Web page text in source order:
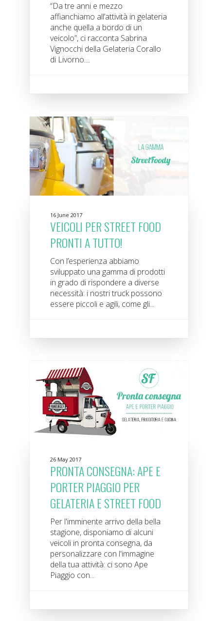
“Da tre anni e mezzo
affianchiamo all’attività in gelateria
anche quella a bordo di un
veicolo”, ci racconta Sabrina
Vignocchi della Gelateria Corallo
di Livorno....
16 June 2017
VEICOLI PER STREET FOOD
PRONTI A TUTTO!
Con l’esperienza abbiamo
sviluppato una gamma di prodotti
in grado di rispondere a diverse
necessità: i nostri truck possono
essere piccoli e agili, come gli...
26 May 2017
PRONTA CONSEGNA: APE E
PORTER PIAGGIO PER
GELATERIA E STREET FOOD
Per l'imminente arrivo della bella
stagione, disponiamo di alcuni
veicoli in pronta consegna, da
personalizzare con l'immagine
della tua attività: ci sono Ape
Piaggio con...